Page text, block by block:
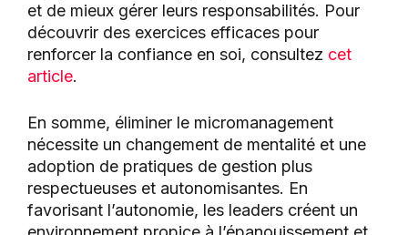
et de mieux gérer leurs responsabilités. Pour
découvrir des exercices efficaces pour
renforcer la confiance en soi, consultez cet
article.
En somme, éliminer le micromanagement
nécessite un changement de mentalité et une
adoption de pratiques de gestion plus
respectueuses et autonomisantes. En
favorisant l’autonomie, les leaders créent un